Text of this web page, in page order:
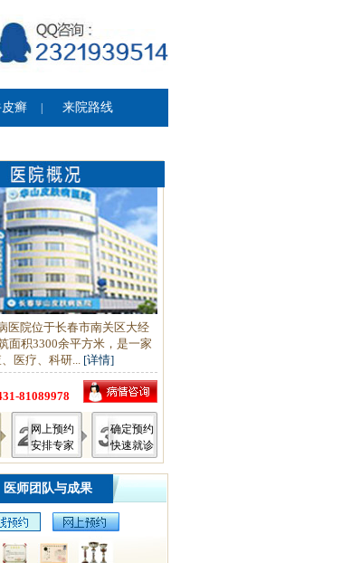
皮癣 来院路线
医院位于长春市南关区大经
面积3300余平方米，是一家
医疗、科研... [详情]
81089978
网上预约
安排专家
确定预约
快速就诊
医师团队与成果